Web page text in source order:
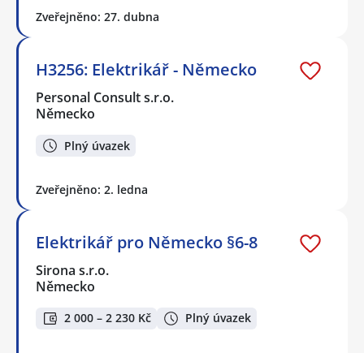
Zveřejněno: 27. dubna
H3256: Elektrikář - Německo
Personal Consult s.r.o.
Německo
Plný úvazek
Zveřejněno: 2. ledna
Elektrikář pro Německo §6-8
Sirona s.r.o.
Německo
2 000 – 2 230 Kč Plný úvazek